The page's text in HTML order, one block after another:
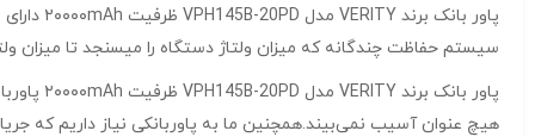
سیستم حفاظت چندگانه که میزان ولتاژ دستگاه را میسنجد تا میزان
هیچ عنوان آسیب نمی‌بیند.همچنین ما به پاوربانکی نیاز داریم که